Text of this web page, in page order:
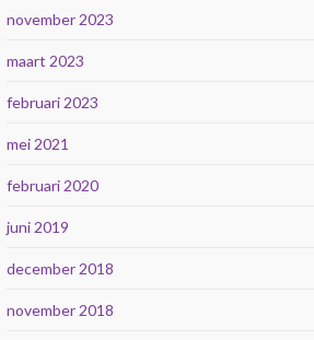
november 2023
maart 2023
februari 2023
mei 2021
februari 2020
juni 2019
december 2018
november 2018